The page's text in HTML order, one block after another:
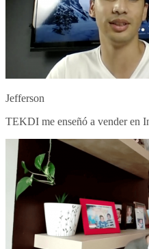
Jefferson
TEKDI me enseñó a vender en